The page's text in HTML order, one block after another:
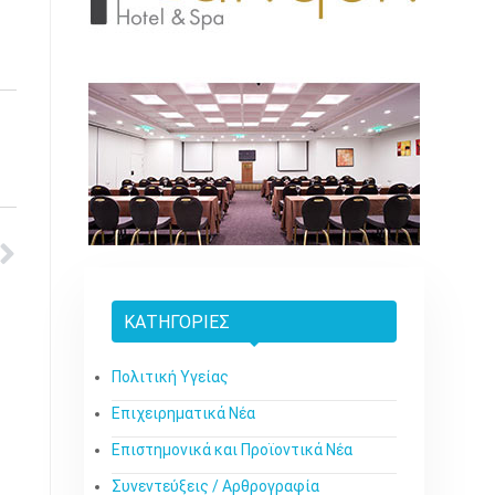
ΚΑΤΗΓΟΡΊΕΣ
Πολιτική Υγείας
Επιχειρηματικά Νέα
Επιστημονικά και Προϊοντικά Νέα
Συνεντεύξεις / Αρθρογραφία